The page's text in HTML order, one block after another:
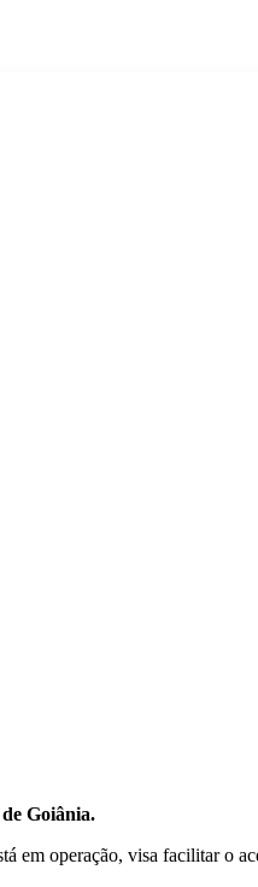
Goiânia.
em operação, visa facilitar o